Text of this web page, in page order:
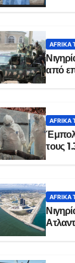
AFRIKA
από
AFRIKA
τους
AFRIKA